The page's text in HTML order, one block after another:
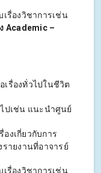
เรื่องวิชาการเช่น
Academic –
เรื่องทั่วไปในชีวิต
ปเช่น แนะนำศูนย์
งเกี่ยวกับการ
รายงานที่อาจารย์
เรื่องวิชาการเช่น